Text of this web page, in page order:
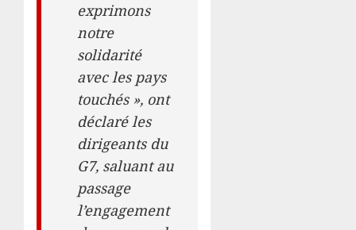
exprimons
notre
solidarité
avec les pays
touchés », ont
déclaré les
dirigeants du
G7, saluant au
passage
l’engagement